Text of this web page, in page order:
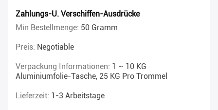
Zahlungs-U. Verschiffen-Ausdrücke
Min Bestellmenge: 50 Gramm
Preis: Negotiable
Verpackung Informationen: 1 ~ 10 KG
Aluminiumfolie-Tasche, 25 KG Pro Trommel
Lieferzeit: 1-3 Arbeitstage